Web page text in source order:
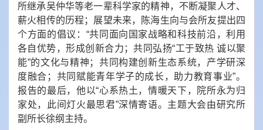
所继承吴仲华等老一辈科学家的精神，不断凝聚人才、
薪火相传的历程；展望未来，陈海生向与会所友提出四
个方面的倡议：“共同面向国家战略和科技前沿，利用
各自优势，形成创新合力；共同弘扬“工于致热 诚以聚
能”的文化与精神；共同构建创新生态系统，产学研深
度融合；共同赋能青年学子的成长，助力教育事业”。
报告的最后，他以“心系热土，情暖天下，院所永为归
家处，此间灯火最思君”深情寄语。 主题大会由研究所
副所长徐纲主持。